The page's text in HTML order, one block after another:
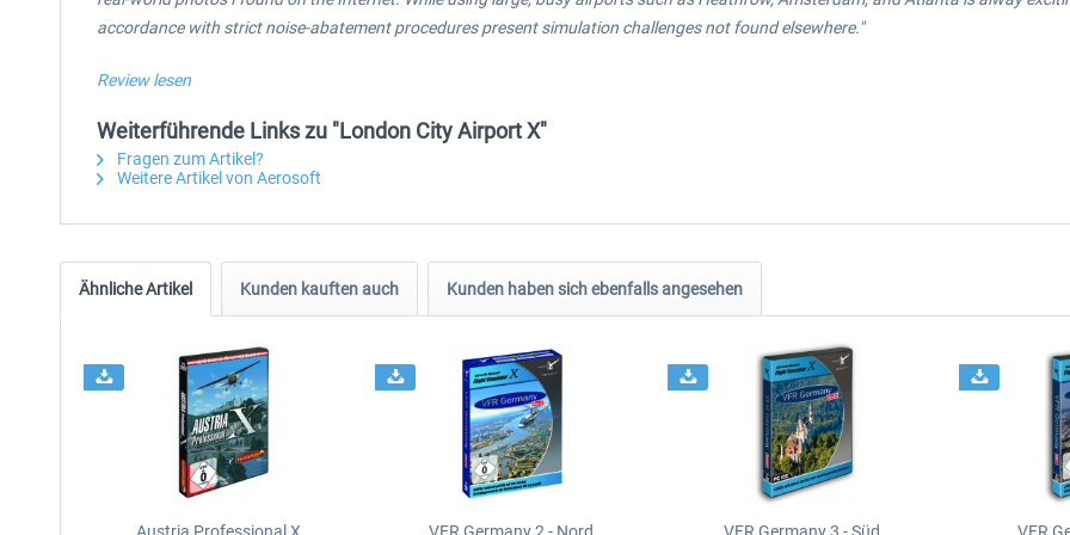
accordance with strict noise-abatement procedures present simulation challenges not found elsewhere."
Review lesen
Weiterführende Links zu "London City Airport X"
Fragen zum Artikel?
Weitere Artikel von Aerosoft
Ähnliche Artikel Kunden kauften auch Kunden haben sich ebenfalls angesehen